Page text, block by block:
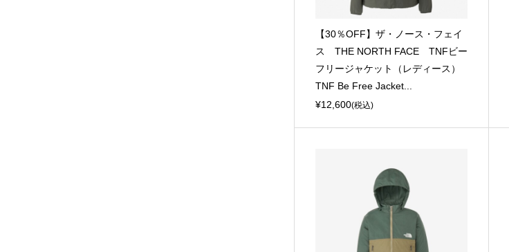
【30％OFF】ザ・ノース・フェイ
ス THE NORTH FACE TNFビー
フリージャケット（レディース）
TNF Be Free Jacket...
¥12,600(税込)